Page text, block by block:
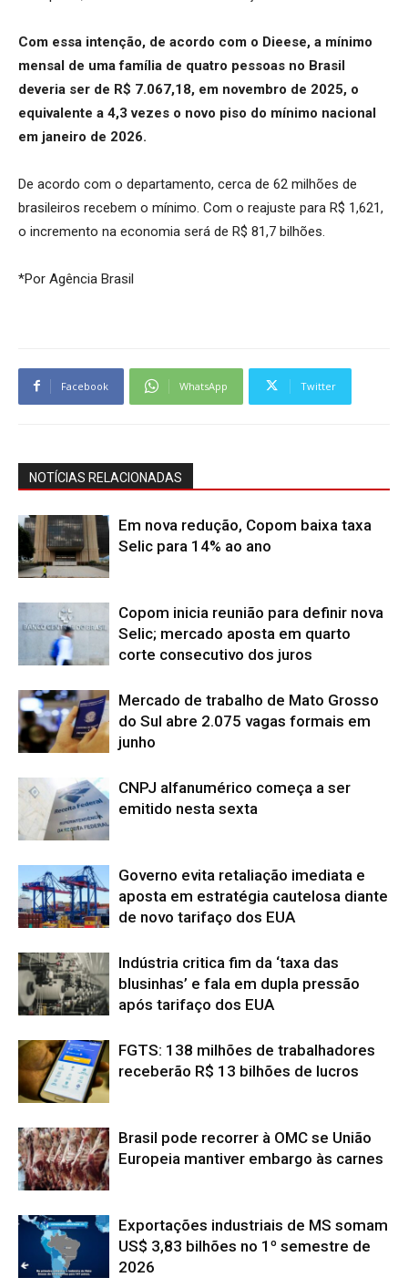
Com essa intenção, de acordo com o Dieese, a mínimo
mensal de uma família de quatro pessoas no Brasil
deveria ser de R$ 7.067,18, em novembro de 2025, o
equivalente a 4,3 vezes o novo piso do mínimo nacional
em janeiro de 2026.
De acordo com o departamento, cerca de 62 milhões de
brasileiros recebem o mínimo. Com o reajuste para R$ 1,621,
o incremento na economia será de R$ 81,7 bilhões.
*Por Agência Brasil
Facebook WhatsApp Twitter
NOTÍCIAS RELACIONADAS
Em nova redução, Copom baixa taxa
Selic para 14% ao ano
Copom inicia reunião para definir nova
Selic; mercado aposta em quarto
corte consecutivo dos juros
Mercado de trabalho de Mato Grosso
do Sul abre 2.075 vagas formais em
junho
CNPJ alfanumérico começa a ser
emitido nesta sexta
Governo evita retaliação imediata e
aposta em estratégia cautelosa diante
de novo tarifaço dos EUA
Indústria critica fim da ‘taxa das
blusinhas’ e fala em dupla pressão
após tarifaço dos EUA
FGTS: 138 milhões de trabalhadores
receberão R$ 13 bilhões de lucros
Brasil pode recorrer à OMC se União
Europeia mantiver embargo às carnes
Exportações industriais de MS somam
US$ 3,83 bilhões no 1º semestre de
2026